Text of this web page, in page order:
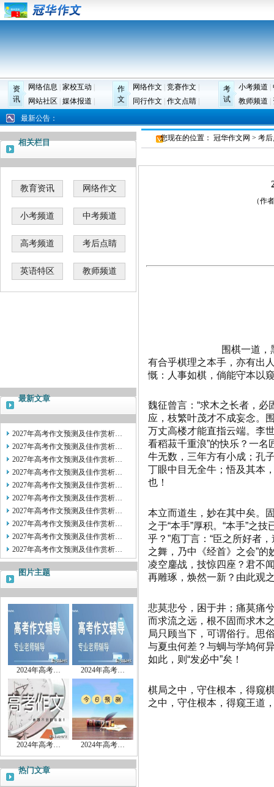
资
讯
网络信息 家校互动
作
文
网络作文 竞赛作文
考
试
小考频道
网站社区
媒体报道 同行作文 作文点睛 教师频道
最新公告：
相关栏目
教育资讯 网络作文
小考频道 中考频道
高考频道 考后点睛
英语特区 教师频道
最新文章
2027年高考作文预测及佳作赏析…
2027年高考作文预测及佳作赏析…
2027年高考作文预测及佳作赏析…
2027年高考作文预测及佳作赏析…
2027年高考作文预测及佳作赏析…
2027年高考作文预测及佳作赏析…
2027年高考作文预测及佳作赏析…
2027年高考作文预测及佳作赏析…
2027年高考作文预测及佳作赏析…
2027年高考作文预测及佳作赏析…
图片主题
2024年高考… 2024年高考…
2024年高考… 2024年高考…
热门文章
您现在的位置： 冠华作文网 > 考
（作
围棋一道
有合乎棋理之本手，亦有出
慨：人事如棋，倘能守本以
魏征曾言：“求木之长者，
应，枝繁叶茂才不成妄念。
万丈高楼才能直指云端。李
看稻菽千重浪”的快乐？一
牛无数，三年方有小成；孔
丁眼中目无全牛；悟及其本
也！
本立而道生，妙在其中矣。
之于“本手”厚积。“本手”之
乎？”庖丁言：“臣之所好者
之舞，乃中《经首》之会”的
凌空鏖战，技惊四座？君不
再雕琢，焕然一新？由此观
悲莫悲兮，困于井；痛莫痛
而求流之远，根不固而求木
局只顾当下，可谓俗行。思
与夏虫何差？与蜩与学鸠何
如此，则“发必中”矣！
棋局之中，守住根本，得窥
之中，守住根本，得窥王道